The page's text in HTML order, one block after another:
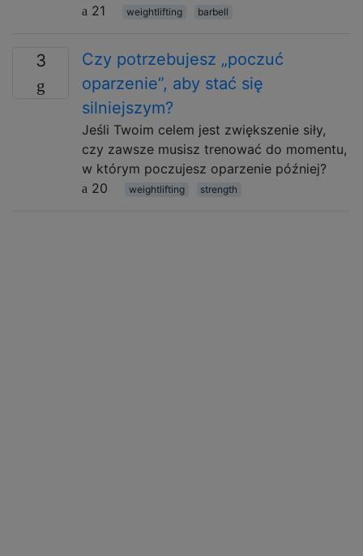
21
weightlifting barbell
3
Czy potrzebujesz „poczuć
oparzenie”, aby stać się
silniejszym?
Jeśli Twoim celem jest zwiększenie siły,
czy zawsze musisz trenować do momentu,
w którym poczujesz oparzenie później?
20
weightlifting strength